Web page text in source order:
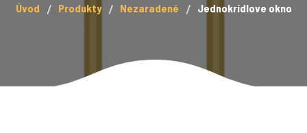
Úvod Produkty Nezaradené Jednokrídlove okno